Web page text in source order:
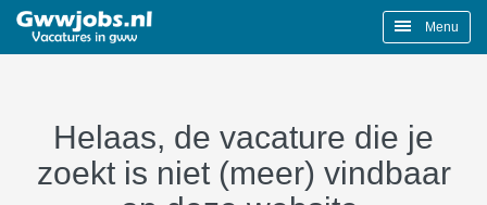
Menu
Helaas, de vacature die je
zoekt is niet (meer) vindbaar